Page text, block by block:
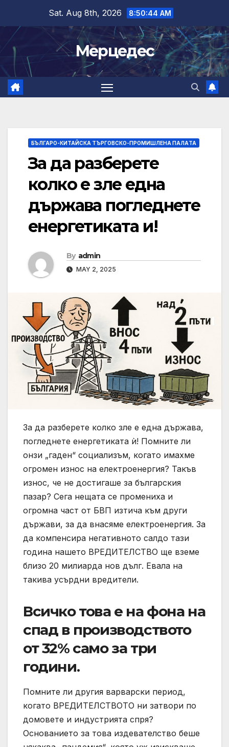
content
Sat. Aug 8th, 2026 8:50:44 AM
Мерцедес
БЪЛГАРО-КИТАЙСКА ТЪРГОВСКО-ПРОМИШЛЕНА ПАЛAТА
За да разберете
колко е зле една
държава погледнете
енергетиката и!
By admin
MAY 2, 2025
За да разберете колко зле е една държава,
погледнете енергетиката ѝ! Помните ли
онзи „гаден“ социализъм, когато имахме
огромен износ на електроенергия? Такъв
износ, че не достигаше за българския
пазар? Сега нещата се промениха и
огромна част от БВП изтича към други
държави, за да внасяме електроенергия. За
да компенсира негативното салдо тази
година нашето ВРЕДИТЕЛСТВО ще вземе
близо 20 милиарда нов дълг. Евала на
такива усърдни вредители.
Всичко това е на фона на
спад в производството
от 32% само за три
години.
Помните ли другия варварски период,
когато ВРЕДИТЕЛСТВОТО ни затвори по
домовете и индустрията спря?
Основанието за това издевателство беше